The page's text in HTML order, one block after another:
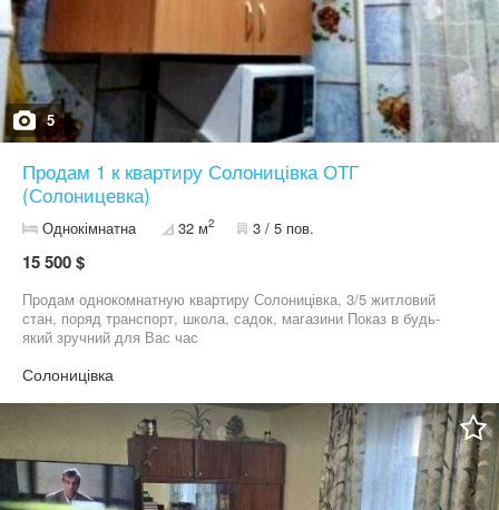
5
Продам 1 к квартиру Солоницівка ОТГ
(Солоницевка)
Однокімнатна 32 м2 3 / 5 пов.
15 500 $
Продам однокомнатную квартиру Солоницівка, 3/5 житловий
стан, поряд транспорт, школа, садок, магазини Показ в будь-
який зручний для Вас час
Солоницівка